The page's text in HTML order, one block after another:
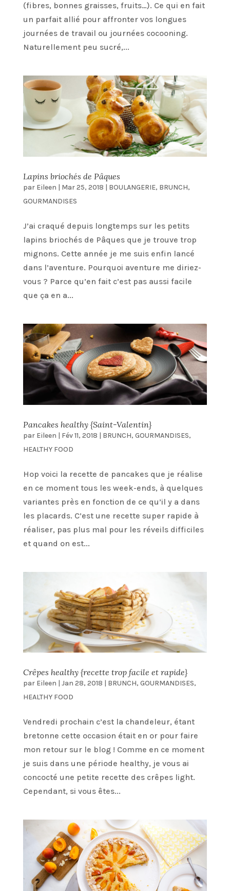
(fibres, bonnes graisses, fruits…). Ce qui en fait
un parfait allié pour affronter vos longues
journées de travail ou journées cocooning.
Naturellement peu sucré,...
Lapins briochés de Pâques
par Eileen | Mar 25, 2018 | BOULANGERIE, BRUNCH,
GOURMANDISES
J’ai craqué depuis longtemps sur les petits
lapins briochés de Pâques que je trouve trop
mignons. Cette année je me suis enfin lancé
dans l’aventure. Pourquoi aventure me diriez-
vous ? Parce qu’en fait c’est pas aussi facile
que ça en a...
Pancakes healthy {Saint-Valentin}
par Eileen | Fév 11, 2018 | BRUNCH, GOURMANDISES,
HEALTHY FOOD
Hop voici la recette de pancakes que je réalise
en ce moment tous les week-ends, à quelques
variantes près en fonction de ce qu’il y a dans
les placards. C’est une recette super rapide à
réaliser, pas plus mal pour les réveils difficiles
et quand on est...
Crêpes healthy {recette trop facile et rapide}
par Eileen | Jan 28, 2018 | BRUNCH, GOURMANDISES,
HEALTHY FOOD
Vendredi prochain c’est la chandeleur, étant
bretonne cette occasion était en or pour faire
mon retour sur le blog ! Comme en ce moment
je suis dans une période healthy, je vous ai
concocté une petite recette des crêpes light.
Cependant, si vous êtes...